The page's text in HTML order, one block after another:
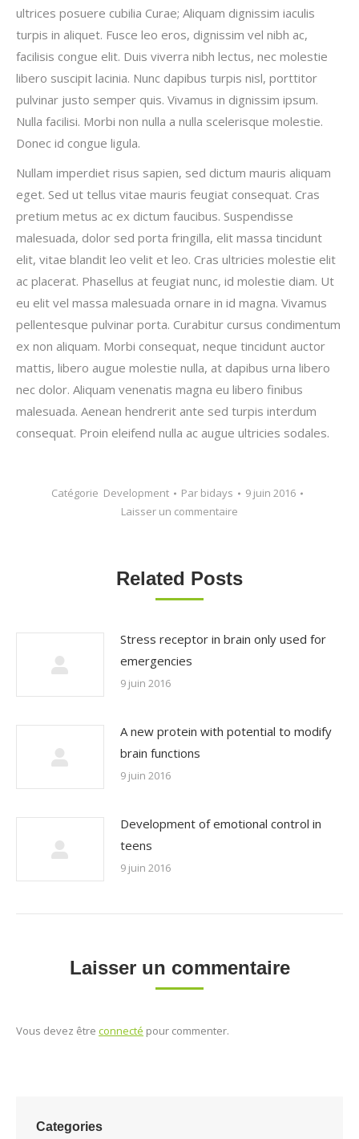
ultrices posuere cubilia Curae; Aliquam dignissim iaculis
turpis in aliquet. Fusce leo eros, dignissim vel nibh ac,
facilisis congue elit. Duis viverra nibh lectus, nec molestie
libero suscipit lacinia. Nunc dapibus turpis nisl, porttitor
pulvinar justo semper quis. Vivamus in dignissim ipsum.
Nulla facilisi. Morbi non nulla a nulla scelerisque molestie.
Donec id congue ligula.
Nullam imperdiet risus sapien, sed dictum mauris aliquam
eget. Sed ut tellus vitae mauris feugiat consequat. Cras
pretium metus ac ex dictum faucibus. Suspendisse
malesuada, dolor sed porta fringilla, elit massa tincidunt
elit, vitae blandit leo velit et leo. Cras ultricies molestie elit
ac placerat. Phasellus at feugiat nunc, id molestie diam. Ut
eu elit vel massa malesuada ornare in id magna. Vivamus
pellentesque pulvinar porta. Curabitur cursus condimentum
ex non aliquam. Morbi consequat, neque tincidunt auctor
mattis, libero augue molestie nulla, at dapibus urna libero
nec dolor. Aliquam venenatis magna eu libero finibus
malesuada. Aenean hendrerit ante sed turpis interdum
consequat. Proin eleifend nulla ac augue ultricies sodales.
Catégorie Development Par bidays
9 juin 2016
Laisser un commentaire
Related Posts
Stress receptor in brain only used for
emergencies
9 juin 2016
A new protein with potential to modify
brain functions
9 juin 2016
Development of emotional control in
teens
9 juin 2016
Laisser un commentaire
Vous devez être connecté pour commenter.
Categories